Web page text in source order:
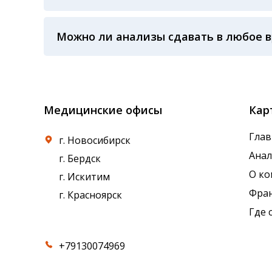
температурного режима, была ли отделена
Можно ли анализы сдавать в любое
Медицинские офисы
г. Новосибирск
г. Бердск
г. Искитим
г. Красноярск
+79130074969
О
Где